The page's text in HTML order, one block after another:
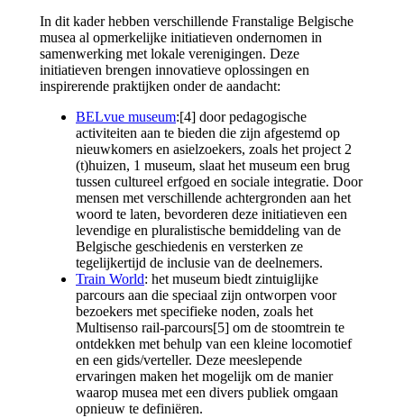
In dit kader hebben verschillende Franstalige Belgische
musea al opmerkelijke initiatieven ondernomen in
samenwerking met lokale verenigingen. Deze
initiatieven brengen innovatieve oplossingen en
inspirerende praktijken onder de aandacht:
BELvue museum:[4] door pedagogische
activiteiten aan te bieden die zijn afgestemd op
nieuwkomers en asielzoekers, zoals het project 2
(t)huizen, 1 museum, slaat het museum een brug
tussen cultureel erfgoed en sociale integratie. Door
mensen met verschillende achtergronden aan het
woord te laten, bevorderen deze initiatieven een
levendige en pluralistische bemiddeling van de
Belgische geschiedenis en versterken ze
tegelijkertijd de inclusie van de deelnemers.
Train World: het museum biedt zintuiglijke
parcours aan die speciaal zijn ontworpen voor
bezoekers met specifieke noden, zoals het
Multisenso rail-parcours[5] om de stoomtrein te
ontdekken met behulp van een kleine locomotief
en een gids/verteller. Deze meeslepende
ervaringen maken het mogelijk om de manier
waarop musea met een divers publiek omgaan
opnieuw te definiëren.